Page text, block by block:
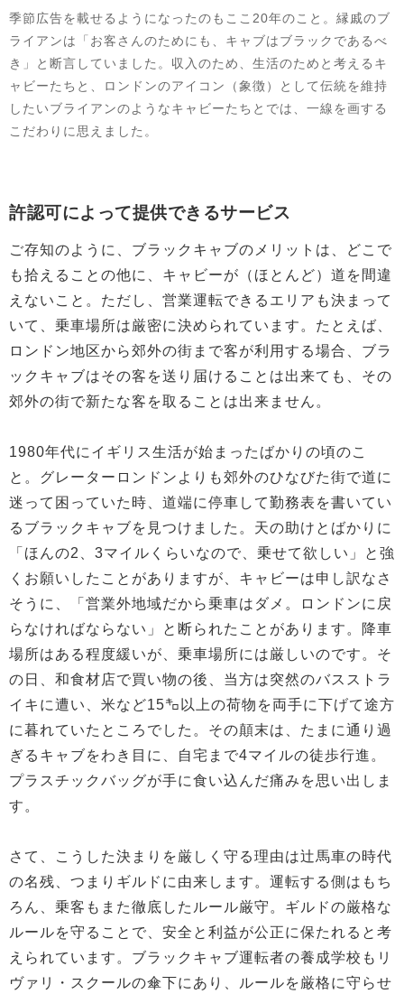
季節広告を載せるようになったのもここ20年のこと。縁戚のブ
ライアンは「お客さんのためにも、キャブはブラックであるべ
き」と断言していました。収入のため、生活のためと考えるキ
ャビーたちと、ロンドンのアイコン（象徴）として伝統を維持
したいブライアンのようなキャビーたちとでは、一線を画する
こだわりに思えました。
許認可によって提供できるサービス
ご存知のように、ブラックキャブのメリットは、どこで
も拾えることの他に、キャビーが（ほとんど）道を間違
えないこと。ただし、営業運転できるエリアも決まって
いて、乗車場所は厳密に決められています。たとえば、
ロンドン地区から郊外の街まで客が利用する場合、ブラ
ックキャブはその客を送り届けることは出来ても、その
郊外の街で新たな客を取ることは出来ません。
1980年代にイギリス生活が始まったばかりの頃のこ
と。グレーターロンドンよりも郊外のひなびた街で道に
迷って困っていた時、道端に停車して勤務表を書いてい
るブラックキャブを見つけました。天の助けとばかりに
「ほんの2、3マイルくらいなので、乗せて欲しい」と強
くお願いしたことがありますが、キャビーは申し訳なさ
そうに、「営業外地域だから乗車はダメ。ロンドンに戻
らなければならない」と断られたことがあります。降車
場所はある程度緩いが、乗車場所には厳しいのです。そ
の日、和食材店で買い物の後、当方は突然のバスストラ
イキに遭い、米など15㌔以上の荷物を両手に下げて途方
に暮れていたところでした。その顛末は、たまに通り過
ぎるキャブをわき目に、自宅まで4マイルの徒歩行進。
プラスチックバッグが手に食い込んだ痛みを思い出しま
す。
さて、こうした決まりを厳しく守る理由は辻馬車の時代
の名残、つまりギルドに由来します。運転する側はもち
ろん、乗客もまた徹底したルール厳守。ギルドの厳格な
ルールを守ることで、安全と利益が公正に保たれると考
えられています。ブラックキャブ運転者の養成学校もリ
ヴァリ・スクールの傘下にあり、ルールを厳格に守らせ